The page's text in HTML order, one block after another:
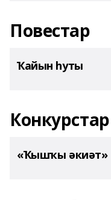
Повестар
Ҡайын һуты
Конкурстар
«Ҡышҡы әкиәт»